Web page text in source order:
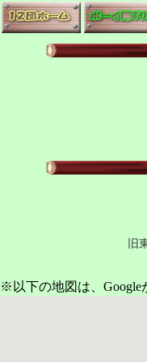
旧
※以下の地図は、Google